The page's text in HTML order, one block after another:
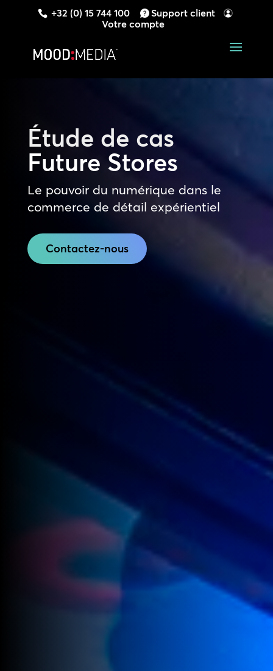
+32 (0) 15 744 100
Support client
Votre compte
Étude de cas
Future Stores
Le pouvoir du numérique dans le
commerce de détail expérientiel
Contactez-nous